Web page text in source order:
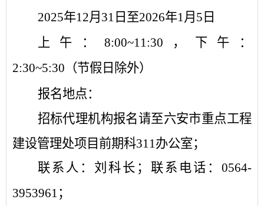
2025年12月31日至2026年1月5日
上午： 8:00~11:30，下午：
2:30~5:30（节假日除外）
报名地点：
招标代理机构报名请至六安市重点工程
建设管理处项目前期科311办公室；
联系人：刘科长；联系电话： 0564-
3953961；